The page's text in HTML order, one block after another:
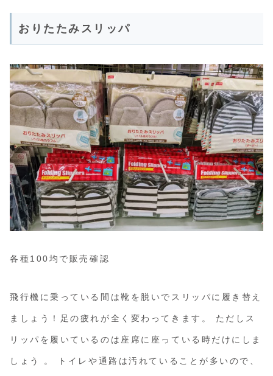
おりたたみスリッパ
各種100均で販売確認
飛行機に乗っている間は靴を脱いでスリッパに履き替え
ましょう！足の疲れが全く変わってきます。 ただしス
リッパを履いているのは座席に座っている時だけにしま
しょう 。 トイレや通路は汚れていることが多いので、